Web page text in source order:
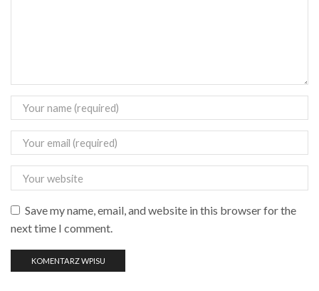
Save my name, email, and website in this browser for the
next time I comment.